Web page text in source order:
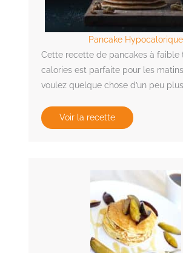
Pancake Hypocalorique
Cette recette de pancakes à faible
calories est parfaite pour les
voulez quelque chose d’un peu
Voir la recette